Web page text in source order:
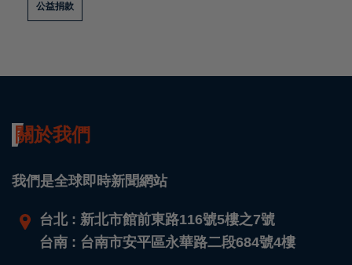
公益捐款
關於我們
我們是全球即時新聞網站
台北 : 新北市館前東路116號5樓之7號
台南 : 台南市安平區永華路二段684號4樓